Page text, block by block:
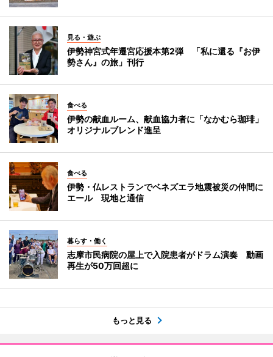
見る・遊ぶ
伊勢神宮式年遷宮応援本第2弾 「私に還る『お伊
勢さん』の旅」刊行
食べる
伊勢の献血ルーム、献血協力者に「なかむら珈琲」
オリジナルブレンド進呈
食べる
伊勢・仏レストランでベネズエラ地震被災の仲間に
エール 現地と通信
暮らす・働く
志摩市民病院の屋上で入院患者がドラム演奏 動画
再生が50万回超に
もっと見る